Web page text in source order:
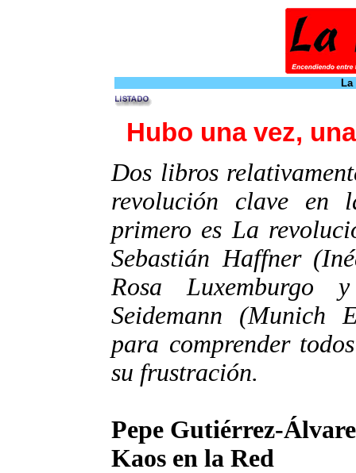
Hubo una vez,
Dos libros
revolución clave
primero es La
Sebastián Haffner
Rosa Luxemburgo
Seidemann (Munich
para comprender
su frustración.
Pepe Gutiérrez-
Kaos en la Red